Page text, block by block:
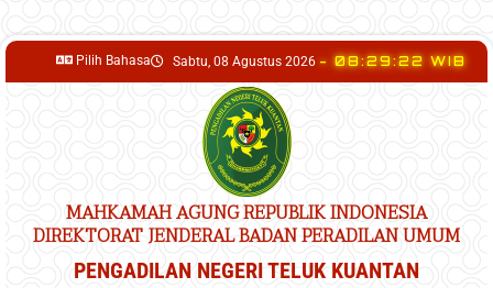
Sabtu, 08 Agustus 2026 - 08:29:23 WIB
Pilih Bahasa
MAHKAMAH AGUNG REPUBLIK INDONESIA
DIREKTORAT JENDERAL BADAN PERADILAN UMUM
PENGADILAN NEGERI TELUK KUANTAN